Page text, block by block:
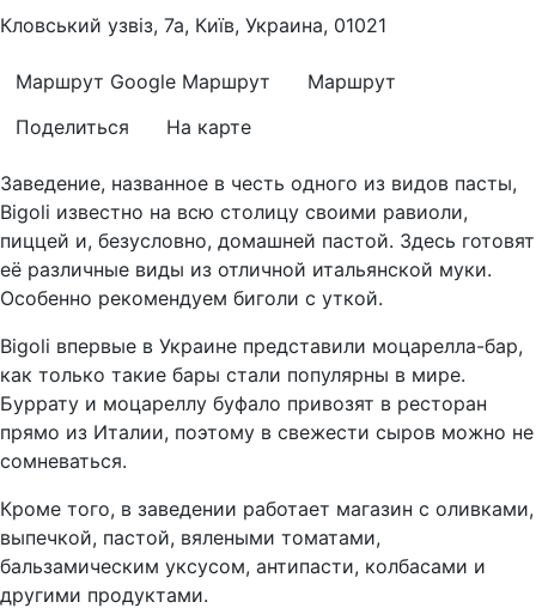
Кловський узвіз, 7а, Київ, Украина, 01021
Маршрут Google Маршрут
Маршрут
Поделиться
На карте
Заведение, названное в честь одного из видов пасты,
Bigoli известно на всю столицу своими равиоли,
пиццей и, безусловно, домашней пастой. Здесь готовят
её различные виды из отличной итальянской муки.
Особенно рекомендуем биголи с уткой.
Bigoli впервые в Украине представили моцарелла-бар,
как только такие бары стали популярны в мире.
Буррату и моцареллу буфало привозят в ресторан
прямо из Италии, поэтому в свежести сыров можно не
сомневаться.
Кроме того, в заведении работает магазин с оливками,
выпечкой, пастой, вялеными томатами,
бальзамическим уксусом, антипасти, колбасами и
другими продуктами.